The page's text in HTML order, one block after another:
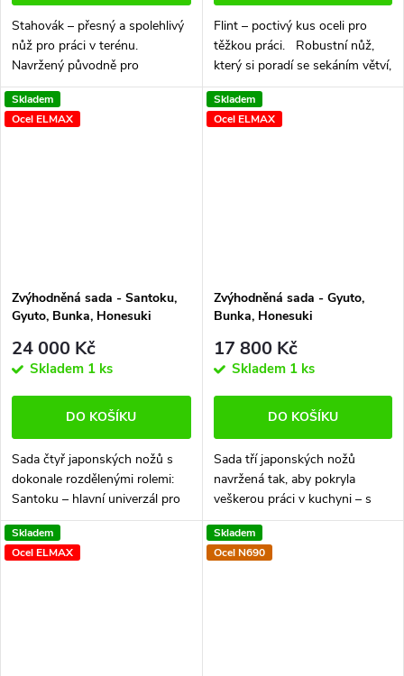
Stahovák – přesný a spolehlivý
nůž pro práci v terénu.
Navržený původně pro
stahování zvěře, ale oblíbený i
pro všestranné použití v
přírodě. Oblá čepel klouže jistě
Flint – poctivý kus oceli pro
těžkou práci. Robustní nůž,
který si poradí se sekáním větví,
štípáním polen i bouráním
masa. Masivní čepel a
prostorná rukojeť zaručují...
Skladem
Ocel ELMAX
Zvýhodněná sada - Santoku,
Gyuto, Bunka, Honesuki
24 000 Kč
Skladem 1 ks
DO KOŠÍKU
Sada čtyř japonských nožů s
dokonale rozdělenými rolemi:
Santoku – hlavní univerzál pro
každodenní přípravu. Gyuto –
specialista na maso, ideální na
větší kusy i tužší části....
Skladem
Ocel ELMAX
Zvýhodněná sada - Gyuto,
Bunka, Honesuki
17 800 Kč
Skladem 1 ks
DO KOŠÍKU
Sada tří japonských nožů
navržená tak, aby pokryla
veškerou práci v kuchyni – s
jasně rozdělenými rolemi a
maximální efektivitou. Gyuto je
hlavní nůž na maso. Zvládá...
Skladem
Ocel ELMAX
Skladem
Ocel N690